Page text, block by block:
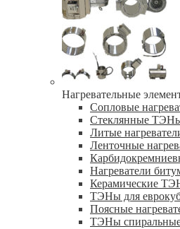
Нагревательные
Сопловые
Стеклянные
Литые
Ленточные
Нагреватели
Керамические
ТЭНы для
Поясные
ТЭНы